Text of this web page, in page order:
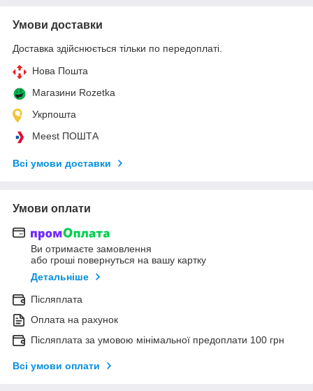
Умови доставки
Доставка здійснюється тільки по передоплаті.
Нова Пошта
Магазини Rozetka
Укрпошта
Meest ПОШТА
Всі умови доставки
Умови оплати
Ви отримаєте замовлення
або гроші повернуться на вашу картку
Детальніше
Післяплата
Оплата на рахунок
Післяплата за умовою мінімальної предоплати 100 грн
Всі умови оплати